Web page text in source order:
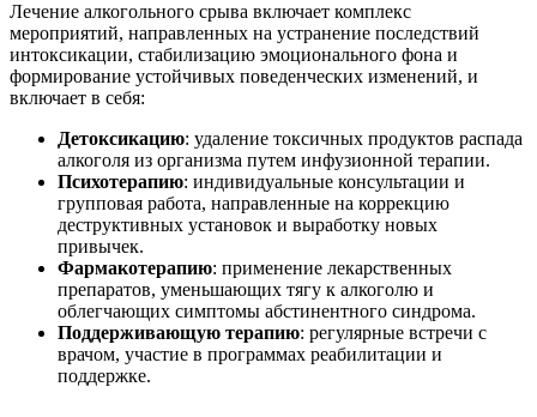
Лечение алкогольного срыва включает комплекс
мероприятий, направленных на устранение последствий
интоксикации, стабилизацию эмоционального фона и
формирование устойчивых поведенческих изменений, и
включает в себя:
Детоксикацию: удаление токсичных продуктов распада
алкоголя из организма путем инфузионной терапии.
Психотерапию: индивидуальные консультации и
групповая работа, направленные на коррекцию
деструктивных установок и выработку новых
привычек.
Фармакотерапию: применение лекарственных
препаратов, уменьшающих тягу к алкоголю и
облегчающих симптомы абстинентного синдрома.
Поддерживающую терапию: регулярные встречи с
врачом, участие в программах реабилитации и
поддержке.